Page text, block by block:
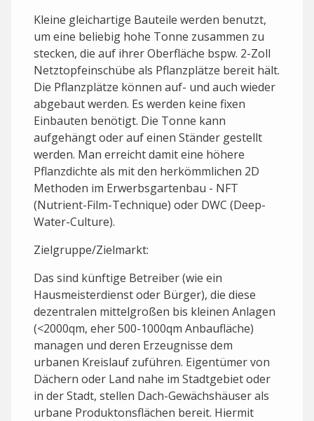
Kleine gleichartige Bauteile werden benutzt,
um eine beliebig hohe Tonne zusammen zu
stecken, die auf ihrer Oberfläche bspw. 2-Zoll
Netztopfeinschübe als Pflanzplätze bereit hält.
Die Pflanzplätze können auf- und auch wieder
abgebaut werden. Es werden keine fixen
Einbauten benötigt. Die Tonne kann
aufgehängt oder auf einen Ständer gestellt
werden. Man erreicht damit eine höhere
Pflanzdichte als mit den herkömmlichen 2D
Methoden im Erwerbsgartenbau - NFT
(Nutrient-Film-Technique) oder DWC (Deep-
Water-Culture).
Zielgruppe/Zielmarkt:
Das sind künftige Betreiber (wie ein
Hausmeisterdienst oder Bürger), die diese
dezentralen mittelgroßen bis kleinen Anlagen
(<2000qm, eher 500-1000qm Anbaufläche)
managen und deren Erzeugnisse dem
urbanen Kreislauf zuführen. Eigentümer von
Dächern oder Land nahe im Stadtgebiet oder
in der Stadt, stellen Dach-Gewächshäuser als
urbane Produktonsflächen bereit. Hiermit